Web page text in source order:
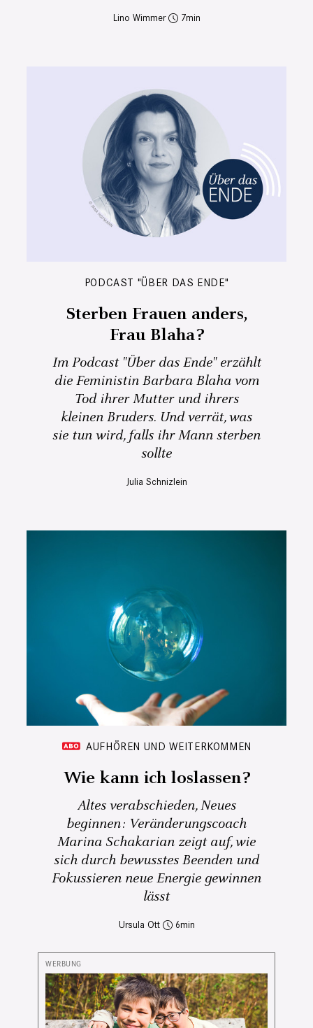
Lino Wimmer 7
PODCAST "ÜBER DAS ENDE"
Sterben Frauen anders,
Frau Blaha?
Im Podcast "Über das Ende" erzählt
die Feministin Barbara Blaha vom
Tod ihrer Mutter und ihrers
kleinen Bruders. Und verrät, was
sie tun wird, falls ihr Mann sterben
sollte
Julia Schnizlein
AUFHÖREN UND WEITERKOMMEN
Wie kann ich loslassen?
Altes verabschieden, Neues
beginnen: Veränderungscoach
Marina Schakarian zeigt auf, wie
sich durch bewusstes Beenden und
Fokussieren neue Energie gewinnen
lässt
Ursula Ott 6